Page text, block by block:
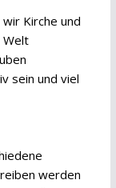
Kirche und
Welt
sein und viel
werden